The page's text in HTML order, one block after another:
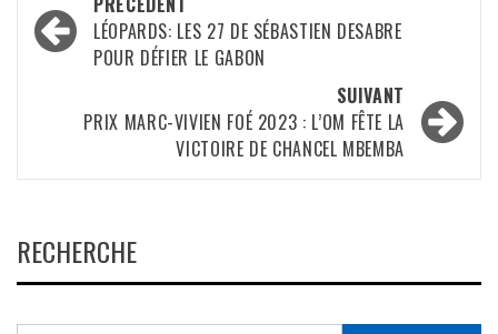
d’articleLÉOPARDS: LES 27 DE SÉBASTIEN DESABRE
POUR DÉFIER LE GABON
SUIVANT
PRIX MARC-VIVIEN FOÉ 2023 : L’OM FÊTE LA
VICTOIRE DE CHANCEL MBEMBA
RECHERCHE